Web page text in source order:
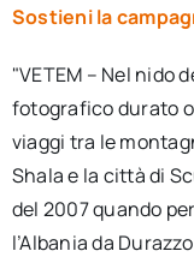
Sostieni la
"VETEM – Nel nido
fotografico durato
viaggi tra le
Shala e la città di
del 2007 quando
l’Albania da